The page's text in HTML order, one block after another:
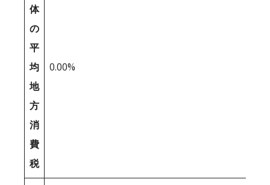
体
の
平
均
地
方
消
費
税
0.00%